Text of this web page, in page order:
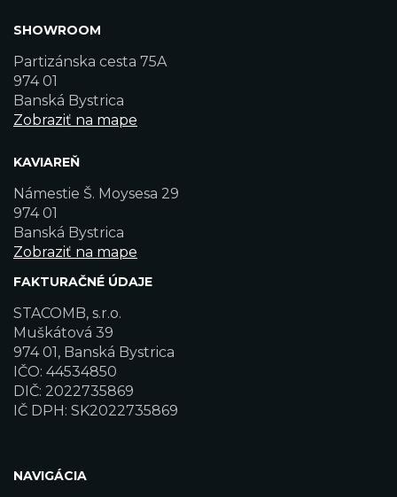
SHOWROOM
Partizánska cesta 75A
974 01
Banská Bystrica
Zobraziť na mape
KAVIAREŇ
Námestie Š. Moysesa 29
974 01
Banská Bystrica
Zobraziť na mape
FAKTURAČNÉ ÚDAJE
STACOMB, s.r.o.
Muškátová 39
974 01, Banská Bystrica
IČO: 44534850
DIČ: 2022735869
IČ DPH: SK2022735869
NAVIGÁCIA